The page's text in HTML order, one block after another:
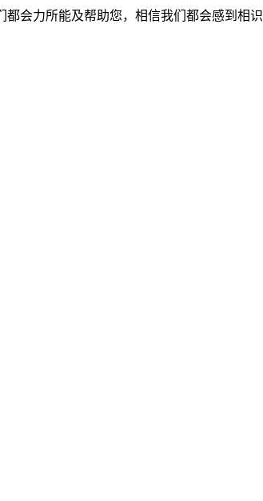
会力所能及帮助您，相信我们都会感到相